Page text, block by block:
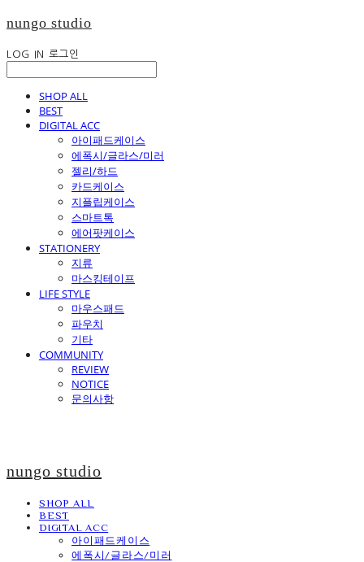
nungo studio
LOG IN 로그인
SHOP ALL
BEST
DIGITAL ACC
아이패드케이스
에폭시/글라스/미러
젤리/하드
카드케이스
지플립케이스
스마트톡
에어팟케이스
STATIONERY
지류
마스킹테이프
LIFE STYLE
마우스패드
파우치
기타
COMMUNITY
REVIEW
NOTICE
문의사항
nungo studio
SHOP ALL
BEST
DIGITAL ACC
아이패드케이스
에폭시/글라스/미러